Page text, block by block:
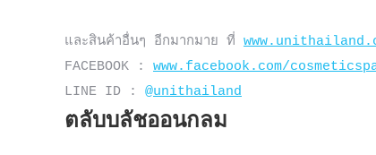
และสินค้าอื่นๆ อีกมากมาย ที่
FACEBOOK : www.facebook.com/
LINE ID : @unithailand
ตลับบลัชออนกลม